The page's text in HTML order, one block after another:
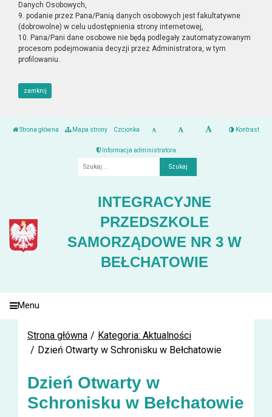
Danych Osobowych,
9. podanie przez Pana/Panią danych osobowych jest fakultatywne
(dobrowolne) w celu udostępnienia strony internetowej,
10. Pana/Pani dane osobowe nie będą podlegały zautomatyzowanym
procesom podejmowania decyzji przez Administratora, w tym
profilowaniu.
zamknij
Strona główna Mapa strony Czcionka Kontrast
Informacja administratora
INTEGRACYJNE
PRZEDSZKOLE
SAMORZĄDOWE NR 3 W
BEŁCHATOWIE
Menu
Strona główna
Kategoria: Aktualności
Dzień Otwarty w Schronisku w Bełchatowie
Dzień Otwarty w
Schronisku w Bełchatowie